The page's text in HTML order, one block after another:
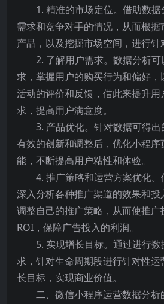
1. 精准的市场定位。借助数
需求和竞争对手的情况，从而根
产品，以及挖掘市场空间，进行针
2. 了解用户需求。数据分析
求，掌握用户的购买行为和偏好，
活动的评价和反馈，借此来提升
求，提高用户满意度。
3. 产品优化。针对数据可得
有效的创新和调整后，优化小程
能，不断提高用户粘性和体验。
4. 推广策略和运营方案优化
深入分析各种推广渠道的效果和
调整自己的推广策略，从而使推广
ROI，保障广告投入的利润。
5. 实现增长目标。通过进行
求，针对生命周期段进行针对性
长目标，实现商业价值。
二、微信小程序运营数据分析